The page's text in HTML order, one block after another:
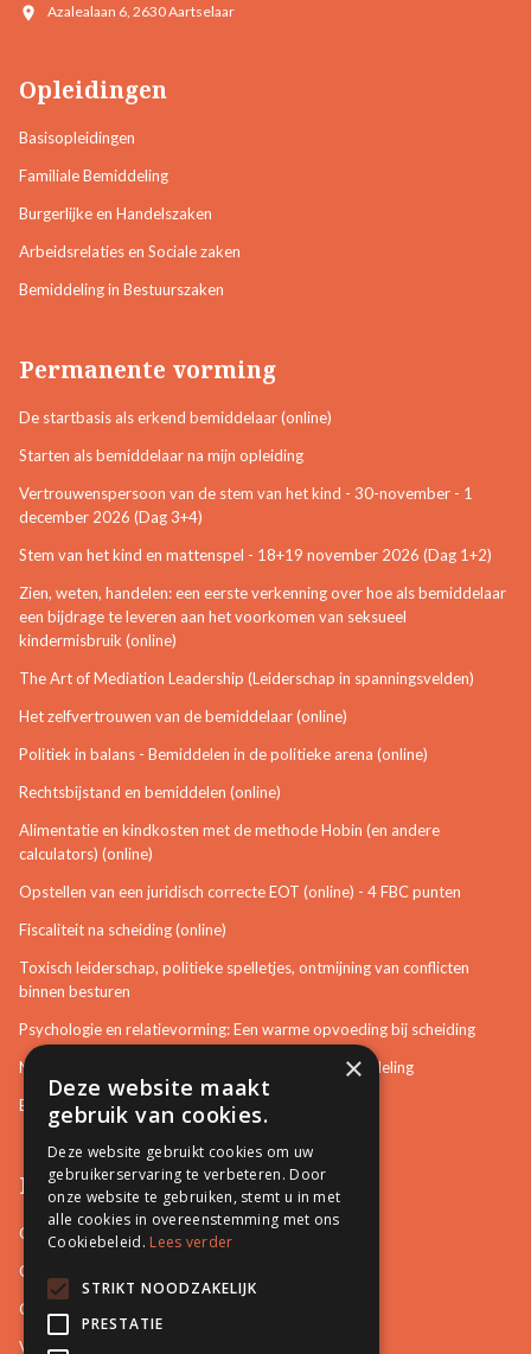
Azalealaan 6, 2630 Aartselaar
Opleidingen
Basisopleidingen
Familiale Bemiddeling
Burgerlijke en Handelszaken
Arbeidsrelaties en Sociale zaken
Bemiddeling in Bestuurszaken
Permanente vorming
De startbasis als erkend bemiddelaar (online)
Starten als bemiddelaar na mijn opleiding
Vertrouwenspersoon van de stem van het kind - 30-november - 1
december 2026 (Dag 3+4)
Stem van het kind en mattenspel - 18+19 november 2026 (Dag 1+2)
Zien, weten, handelen: een eerste verkenning over hoe als bemiddelaar
een bijdrage te leveren aan het voorkomen van seksueel
kindermisbruik (online)
The Art of Mediation Leadership (Leiderschap in spanningsvelden)
Het zelfvertrouwen van de bemiddelaar (online)
Politiek in balans - Bemiddelen in de politieke arena (online)
Rechtsbijstand en bemiddelen (online)
Alimentatie en kindkosten met de methode Hobin (en andere
calculators) (online)
Opstellen van een juridisch correcte EOT (online) - 4 FBC punten
Fiscaliteit na scheiding (online)
Toxisch leiderschap, politieke spelletjes, ontmijning van conflicten
binnen besturen
Psychologie en relatievorming: Een warme opvoeding bij scheiding
Neurotisch of afwijkend gedrag herkennen in bemiddeling
Bemiddeling in bouwzaken
Pro Mediation
Contact
Over ons
Onze docenten
Video's
×
Deze website maakt
gebruik van cookies.
Deze website gebruikt cookies om uw
gebruikerservaring te verbeteren. Door
onze website te gebruiken, stemt u in met
alle cookies in overeenstemming met ons
Cookiebeleid. Lees verder
STRIKT NOODZAKELIJK
PRESTATIE